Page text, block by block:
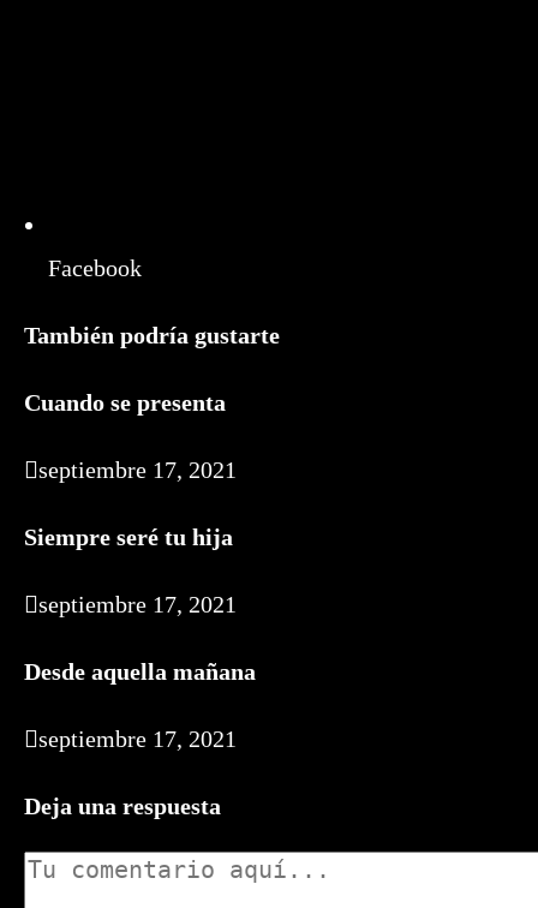
Facebook
También podría gustarte
Cuando se presenta
septiembre 17, 2021
Siempre seré tu hija
septiembre 17, 2021
Desde aquella mañana
septiembre 17, 2021
Deja una respuesta
Comentario